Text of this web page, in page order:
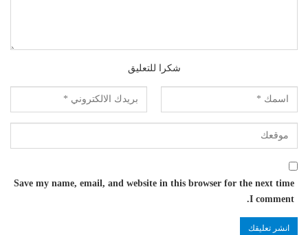
شكرا للتعليق
Save my name, email, and website in this browser for the next time
I comment.